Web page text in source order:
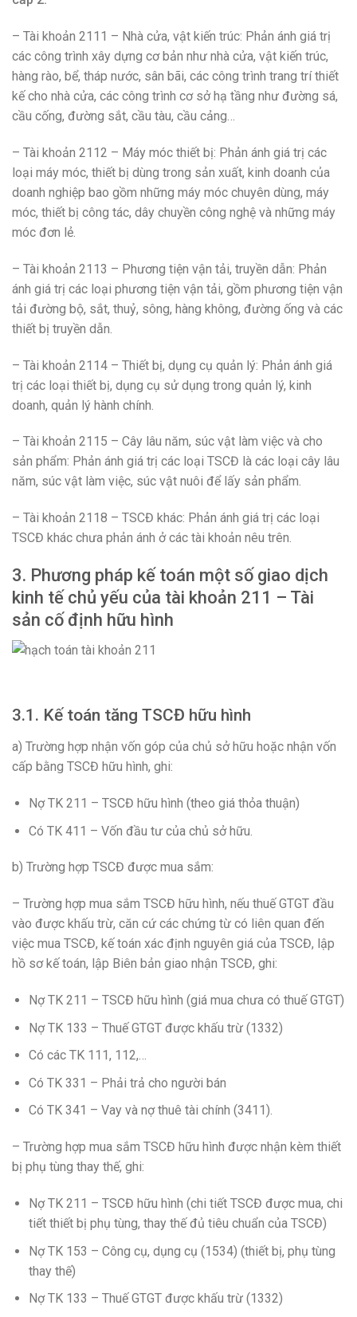
– Tài khoản 2111 – Nhà cửa, vật kiến trúc: Phản ánh giá trị
các công trình xây dựng cơ bản như nhà cửa, vật kiến trúc,
hàng rào, bể, tháp nước, sân bãi, các công trình trang trí thiết
kế cho nhà cửa, các công trình cơ sở hạ tầng như đường sá,
cầu cống, đường sắt, cầu tàu, cầu cảng…
– Tài khoản 2112 – Máy móc thiết bị: Phản ánh giá trị các
loại máy móc, thiết bị dùng trong sản xuất, kinh doanh của
doanh nghiệp bao gồm những máy móc chuyên dùng, máy
móc, thiết bị công tác, dây chuyền công nghệ và những máy
móc đơn lẻ.
– Tài khoản 2113 – Phương tiện vận tải, truyền dẫn: Phản
ánh giá trị các loại phương tiện vận tải, gồm phương tiện vận
tải đường bộ, sắt, thuỷ, sông, hàng không, đường ống và các
thiết bị truyền dẫn.
– Tài khoản 2114 – Thiết bị, dụng cụ quản lý: Phản ánh giá
trị các loại thiết bị, dụng cụ sử dụng trong quản lý, kinh
doanh, quản lý hành chính.
– Tài khoản 2115 – Cây lâu năm, súc vật làm việc và cho
sản phẩm: Phản ánh giá trị các loại TSCĐ là các loại cây lâu
năm, súc vật làm việc, súc vật nuôi để lấy sản phẩm.
– Tài khoản 2118 – TSCĐ khác: Phản ánh giá trị các loại
TSCĐ khác chưa phản ánh ở các tài khoản nêu trên.
3. Phương pháp kế toán một số giao dịch
kinh tế chủ yếu của tài khoản 211 – Tài
sản cố định hữu hình
3.1. Kế toán tăng TSCĐ hữu hình
a) Trường hợp nhận vốn góp của chủ sở hữu hoặc nhận vốn
cấp bằng TSCĐ hữu hình, ghi:
Nợ TK 211 – TSCĐ hữu hình (theo giá thỏa thuận)
Có TK 411 – Vốn đầu tư của chủ sở hữu.
b) Trường hợp TSCĐ được mua sắm:
– Trường hợp mua sắm TSCĐ hữu hình, nếu thuế GTGT đầu
vào được khấu trừ, căn cứ các chứng từ có liên quan đến
việc mua TSCĐ, kế toán xác định nguyên giá của TSCĐ, lập
hồ sơ kế toán, lập Biên bản giao nhận TSCĐ, ghi:
Nợ TK 211 – TSCĐ hữu hình (giá mua chưa có thuế GTGT)
Nợ TK 133 – Thuế GTGT được khấu trừ (1332)
Có các TK 111, 112,…
Có TK 331 – Phải trả cho người bán
Có TK 341 – Vay và nợ thuê tài chính (3411).
– Trường hợp mua sắm TSCĐ hữu hình được nhận kèm thiết
bị phụ tùng thay thế, ghi:
Nợ TK 211 – TSCĐ hữu hình (chi tiết TSCĐ được mua, chi
tiết thiết bị phụ tùng, thay thế đủ tiêu chuẩn của TSCĐ)
Nợ TK 153 – Công cụ, dụng cụ (1534) (thiết bị, phụ tùng
thay thế)
Nợ TK 133 – Thuế GTGT được khấu trừ (1332)